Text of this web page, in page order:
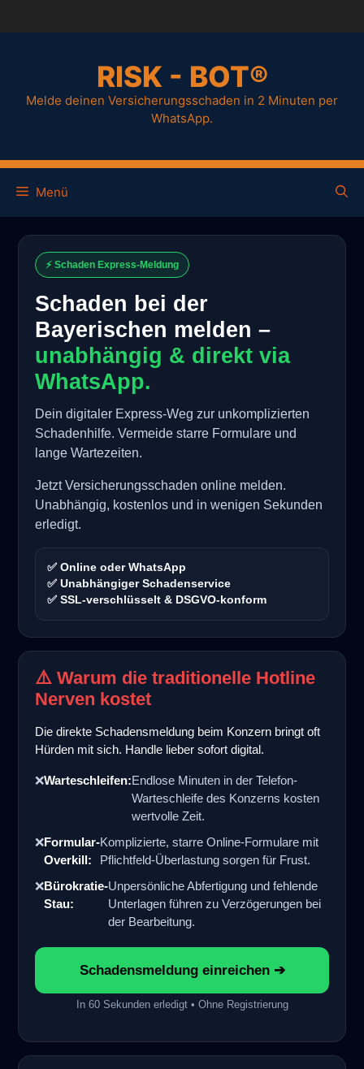
RISK - BOT®
Melde deinen Versicherungsschaden in 2 Minuten per
WhatsApp.
Menü
⚡ Schaden Express-Meldung
Schaden bei der
Bayerischen melden –
unabhängig & direkt via
WhatsApp.
Dein digitaler Express-Weg zur unkomplizierten
Schadenhilfe. Vermeide starre Formulare und
lange Wartezeiten.
Jetzt Versicherungsschaden online melden.
Unabhängig, kostenlos und in wenigen Sekunden
erledigt.
✅ Online oder WhatsApp
✅ Unabhängiger Schadenservice
✅ SSL-verschlüsselt & DSGVO-konform
⚠️ Warum die traditionelle Hotline
Nerven kostet
Die direkte Schadensmeldung beim Konzern bringt oft
Hürden mit sich. Handle lieber sofort digital.
❌Warteschleifen:Endlose Minuten in der Telefon-
Warteschleife des Konzerns kosten
wertvolle Zeit.
❌Formular-
Overkill:
Komplizierte, starre Online-Formulare mit
Pflichtfeld-Überlastung sorgen für Frust.
❌Bürokratie-
Stau:
Unpersönliche Abfertigung und fehlende
Unterlagen führen zu Verzögerungen bei
der Bearbeitung.
Schadensmeldung einreichen ➔
In 60 Sekunden erledigt • Ohne Registrierung